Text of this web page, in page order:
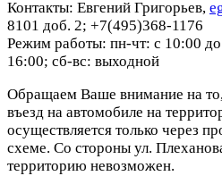
Контакты: Евгений Григорьев,
8101 доб. 2; +7(495)368-1176
Режим работы: пн-чт: с 10:00
16:00; сб-вс: выходной
Обращаем Ваше внимание на
въезд на автомобиле на
осуществляется только через
схеме. Со стороны ул.
территорию невозможен.